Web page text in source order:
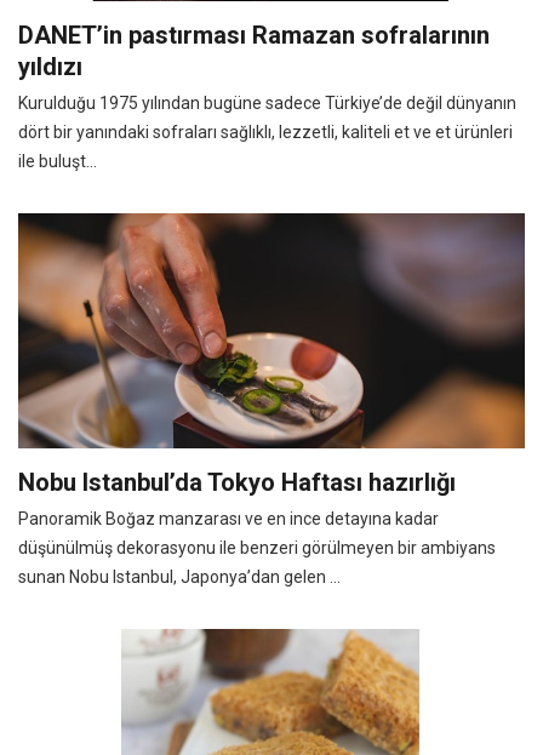
DANET’in pastırması Ramazan sofralarının
yıldızı
Kurulduğu 1975 yılından bugüne sadece Türkiye’de değil dünyanın
dört bir yanındaki sofraları sağlıklı, lezzetli, kaliteli et ve et ürünleri
ile buluşt...
Nobu Istanbul’da Tokyo Haftası hazırlığı
Panoramik Boğaz manzarası ve en ince detayına kadar
düşünülmüş dekorasyonu ile benzeri görülmeyen bir ambiyans
sunan Nobu Istanbul, Japonya’dan gelen ...